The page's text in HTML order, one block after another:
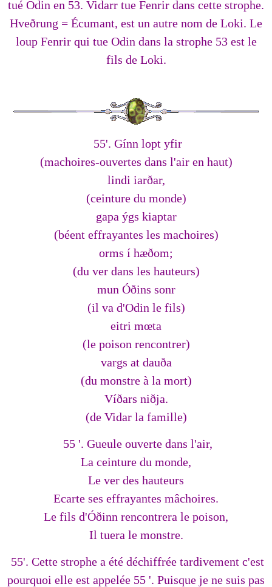
tué Odin en 53. Vidarr tue Fenrir dans cette strophe.
Hveðrung = Écumant, est un autre nom de Loki. Le
loup Fenrir qui tue Odin dans la strophe 53 est le
fils de Loki.
55'. Gínn lopt yfir
(machoires-ouvertes dans l'air en haut)
lindi iarðar,
(ceinture du monde)
gapa ýgs kiaptar
(béent effrayantes les machoires)
orms í hæðom;
(du ver dans les hauteurs)
mun Óðins sonr
(il va d'Odin le fils)
eitri mœta
(le poison rencontrer)
vargs at dauða
(du monstre à la mort)
Víðars niðja.
(de Vidar la famille)
55 '. Gueule ouverte dans l'air,
La ceinture du monde,
Le ver des hauteurs
Ecarte ses effrayantes mâchoires.
Le fils d'Óðinn rencontrera le poison,
Il tuera le monstre.
55'. Cette strophe a été déchiffrée tardivement c'est
pourquoi elle est appelée 55 '. Puisque je ne suis pas